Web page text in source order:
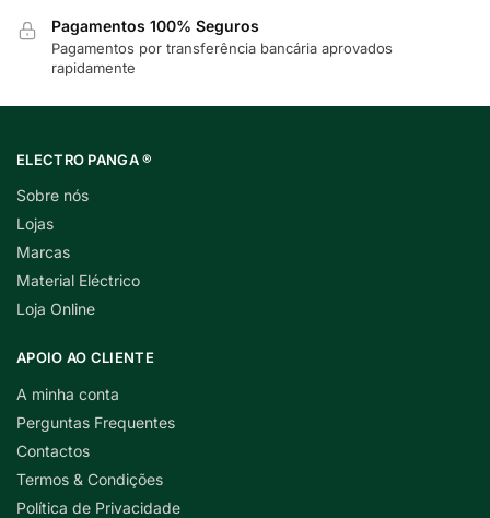
Pagamentos 100% Seguros
Pagamentos por transferência bancária aprovados
rapidamente
ELECTRO PANGA ®
Sobre nós
Lojas
Marcas
Material Eléctrico
Loja Online
APOIO AO CLIENTE
A minha conta
Perguntas Frequentes
Contactos
Termos & Condições
Política de Privacidade